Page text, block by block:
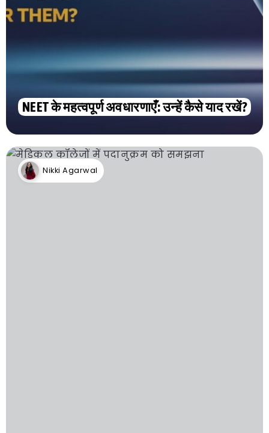
NEET के महत्वपूर्ण अवधारणाएँ: उन्हें कैसे याद रखें?
Nikki Agarwal